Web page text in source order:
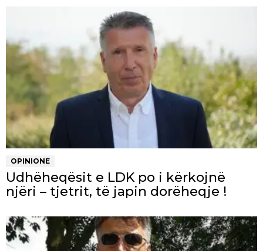
OPINIONE
Udhëheqësit e LDK po i kërkojnë
njëri – tjetrit, të japin dorëheqje !